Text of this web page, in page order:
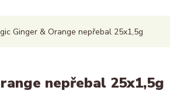
Ginger & Orange nepřebal 25x1,5g
nepřebal 25x1,5g